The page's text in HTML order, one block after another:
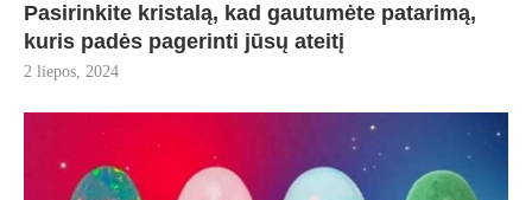
Pasirinkite kristalą, kad gautumėte patarimą,
kuris padės pagerinti jūsų ateitį
2 liepos, 2024